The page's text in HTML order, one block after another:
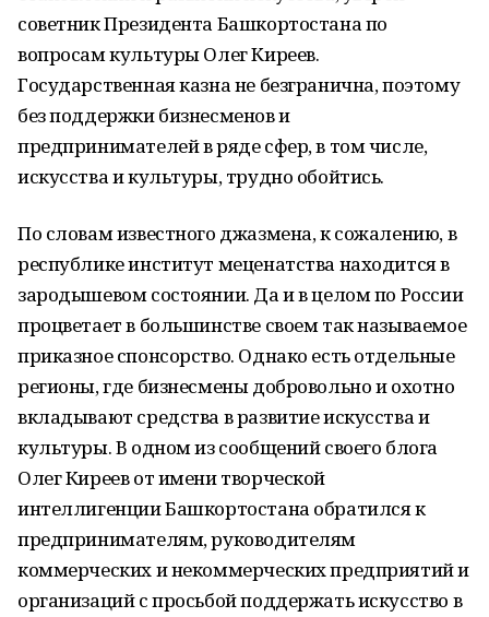
советник Президента Башкортостана по
вопросам культуры Олег Киреев.
Государственная казна не безгранична, поэтому
без поддержки бизнесменов и
предпринимателей в ряде сфер, в том числе,
искусства и культуры, трудно обойтись.
По словам известного джазмена, к сожалению, в
республике институт меценатства находится в
зародышевом состоянии. Да и в целом по России
процветает в большинстве своем так называемое
приказное спонсорство. Однако есть отдельные
регионы, где бизнесмены добровольно и охотно
вкладывают средства в развитие искусства и
культуры. В одном из сообщений своего блога
Олег Киреев от имени творческой
интеллигенции Башкортостана обратился к
предпринимателям, руководителям
коммерческих и некоммерческих предприятий и
организаций с просьбой поддержать искусство в